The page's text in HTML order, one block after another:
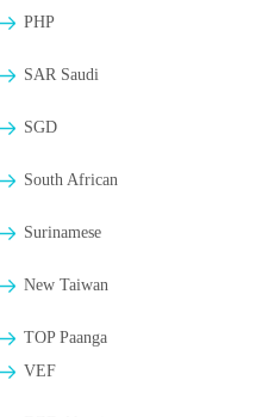
PHP
SAR Saudi
SGD
South African
Surinamese
New Taiwan
TOP Paanga
VEF